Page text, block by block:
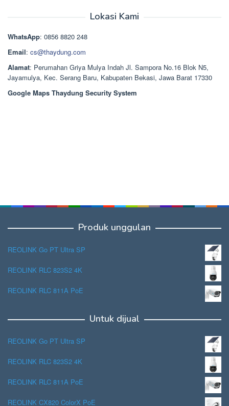
Rp1.378.000.
Lokasi Kami
WhatsApp: 0856 8820 248
Email: cs@thaydung.com
Alamat: Perumahan Griya Mulya Indah Jl. Sampora No.16 Blok N5,
Jayamulya, Kec. Serang Baru, Kabupaten Bekasi, Jawa Barat 17330
Google Maps Thaydung Security System
Produk unggulan
REOLINK Go PT Ultra SP
REOLINK RLC 823S2 4K
REOLINK RLC 811A PoE
Untuk dijual
REOLINK Go PT Ultra SP
REOLINK RLC 823S2 4K
REOLINK RLC 811A PoE
REOLINK CX820 ColorX PoE